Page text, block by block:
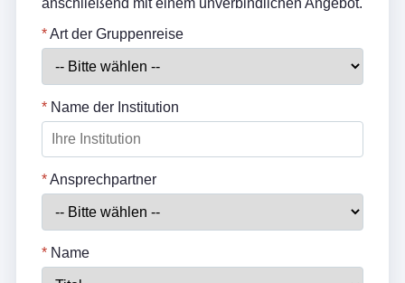
anschließend mit einem unverbindlichen Angebot.
*Art der Gruppenreise
* Name der Institution
*Ansprechpartner
* Name